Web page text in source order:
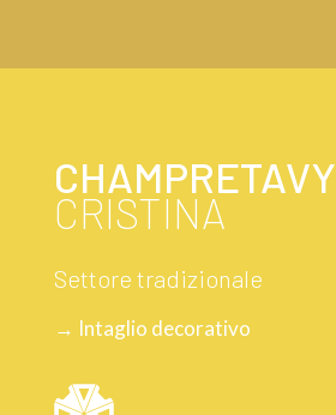
CHAMPRETAVY
CRISTINA
Settore tradizionale
→ Intaglio decorativo